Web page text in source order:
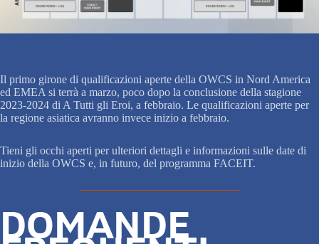
Il primo girone di qualificazioni aperte della OWCS in Nord America
ed EMEA si terrà a marzo, poco dopo la conclusione della stagione
2023-2024 di A Tutti gli Eroi, a febbraio. Le qualificazioni aperte per
la regione asiatica avranno invece inizio a febbraio.
Tieni gli occhi aperti per ulteriori dettagli e informazioni sulle date di
inizio della OWCS e, in futuro, del programma FACEIT.
DOMANDE